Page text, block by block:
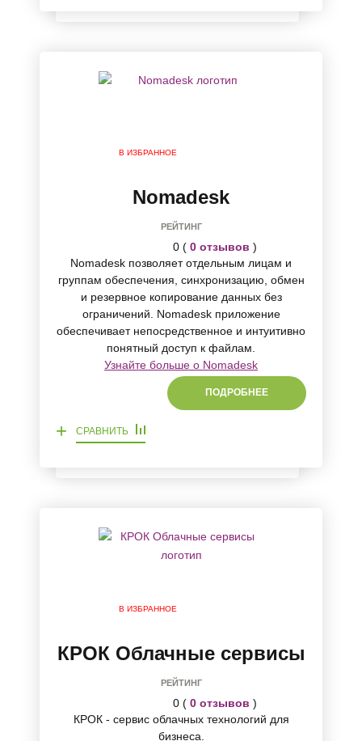
В ИЗБРАННОЕ
Nomadesk
РЕЙТИНГ
0 ( 0 отзывов )
Nomadesk позволяет отдельным лицам и
группам обеспечения, синхронизацию, обмен
и резервное копирование данных без
ограничений. Nomadesk приложение
обеспечивает непосредственное и интуитивно
понятный доступ к файлам.
Узнайте больше о Nomadesk
ПОДРОБНЕЕ
+ СРАВНИТЬ
В ИЗБРАННОЕ
КРОК Облачные сервисы
РЕЙТИНГ
0 ( 0 отзывов )
КРОК - сервис облачных технологий для
бизнеса.